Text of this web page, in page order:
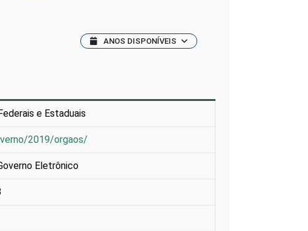
ANOS DISPONÍVEIS
e Estaduais
2019/orgaos/
Eletrônico